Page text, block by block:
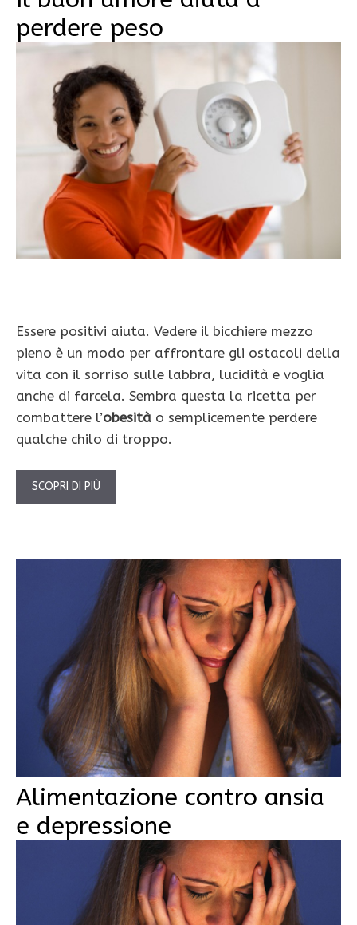
perdere peso
Essere positivi aiuta. Vedere il bicchiere mezzo
pieno è un modo per affrontare gli ostacoli della
vita con il sorriso sulle labbra, lucidità e voglia
anche di farcela. Sembra questa la ricetta per
combattere l’obesità o semplicemente perdere
qualche chilo di troppo.
SCOPRI DI PIÙ
Alimentazione contro ansia
e depressione